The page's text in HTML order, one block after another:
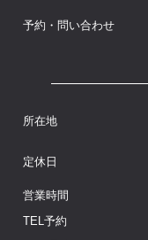
予約・問い合わせ
所在地
定休日
営業時間
TEL予約